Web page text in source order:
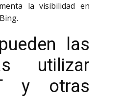
la visibilidad en
las
utilizar
y otras